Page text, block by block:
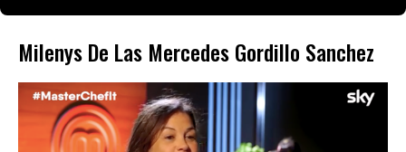
Milenys De Las Mercedes Gordillo Sanchez